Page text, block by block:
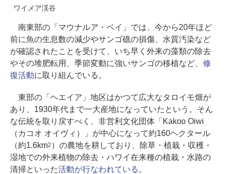
ワイメア渓谷
南東部の「マウナルア・ベイ」では、今から20年ほど
前に魚の生息数の減少やサンゴ礁の損傷、水質汚染など
が確認されたことを受けて、いち早く外来の藻類の除去
やその堆肥転用、季節変動に強いサンゴの移植など、 修
復活動に取り組んでいる。
東部の「ヘエイア」地区はかつて広大なタロイモ畑が
あり、1930年代まで一大産地になっていたという。そん
な伝統を取り戻すべく、非営利文化団体「Kakoo Oiwi
（カコオ オイヴィ）」が中心になって約160ヘクタール
（約1.6km2 ）の農地を耕しており、除草・植栽・収穫・
湿地での外来植物の除去・ハワイ在来種の植栽・水路の
清掃といった活動が行なわれている 。